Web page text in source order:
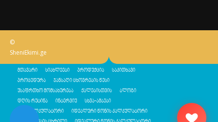
©
SheniEkimi.ge
მთავარი სიახლეები პროდუქცია საკითხავი
პროცედურა ჯანსაღი ცხოვრების წესი
უსაფრთხო მომსახურება ქალებისთვის ბლოგი
დღის რუტინა ინტერვიუ სხვა-ამბები
შენი კალკულატორი იდეალური წონის კალკულატორი